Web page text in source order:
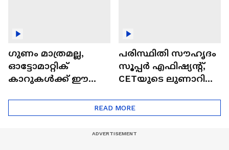
ഗുണം മാത്രമല്ല,
ഓട്ടോമാറ്റിക്
കാറുകൾക്ക് ഈ
പരിസ്ഥിതി സൗഹൃദം
സൂപ്പർ എഫിഷ്യന്റ്,
CETയുടെ ലുണാറിസ്
Eco Marathon 2025
READ MORE